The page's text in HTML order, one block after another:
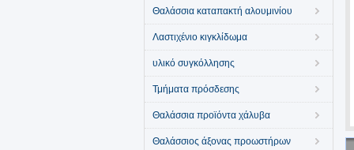
Θαλάσσια καταπακτή αλουμινίου
Λαστιχένιο κιγκλίδωμα
υλικό συγκόλλησης
Τμήματα πρόσδεσης
Θαλάσσια προϊόντα χάλυβα
Θαλάσσιος άξονας προωστήρων